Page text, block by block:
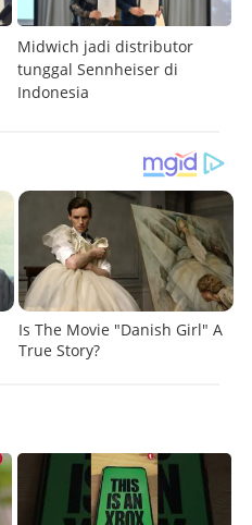
Midwich jadi distributor
tunggal Sennheiser di
Indonesia